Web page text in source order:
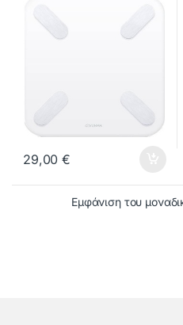
29,00€
Εμφάνιση του